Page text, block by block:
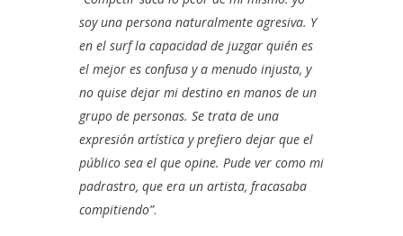
soy una persona naturalmente agresiva. Y
en el surf la capacidad de juzgar quién es
el mejor es confusa y a menudo injusta, y
no quise dejar mi destino en manos de un
grupo de personas. Se trata de una
expresión artística y prefiero dejar que el
público sea el que opine. Pude ver como mi
padrastro, que era un artista, fracasaba
compitiendo”.